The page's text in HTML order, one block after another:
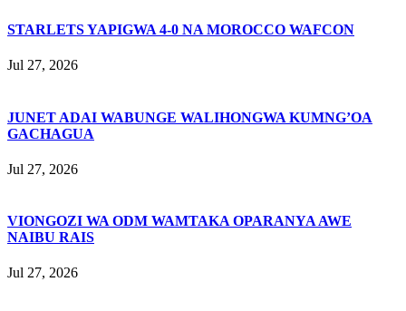
STARLETS YAPIGWA 4-0 NA MOROCCO WAFCON
Jul 27, 2026
JUNET ADAI WABUNGE WALIHONGWA KUMNG’OA
GACHAGUA
Jul 27, 2026
VIONGOZI WA ODM WAMTAKA OPARANYA AWE
NAIBU RAIS
Jul 27, 2026